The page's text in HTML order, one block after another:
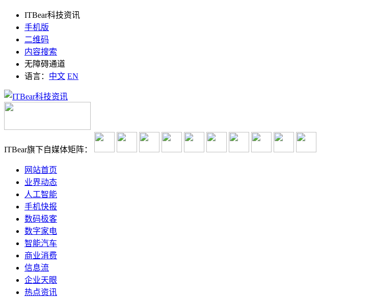
ITBear科技资讯
手机版
二维码
内容搜索
无障碍通道
语言： 中文 EN
ITBear旗下自媒体矩阵：
网站首页
业界动态
人工智能
手机快报
数码极客
数字家电
智能汽车
商业消费
信息流
企业天眼
热点资讯